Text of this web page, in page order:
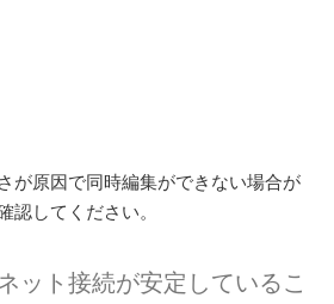
が原因で同時編集ができない場合が
認してください。
ット接続が安定しているこ